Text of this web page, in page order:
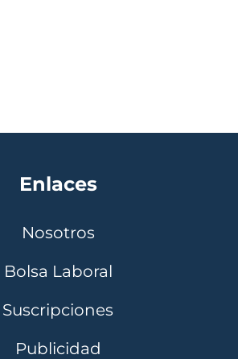
Enlaces
Nosotros
Bolsa Laboral
Suscripciones
Publicidad